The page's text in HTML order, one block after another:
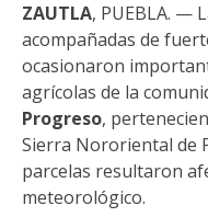
ZAUTLA, PUEBLA. —
acompañadas de
ocasionaron
agrícolas de la
Progreso,
Sierra Nororiental de
parcelas resultaron
meteorológico.